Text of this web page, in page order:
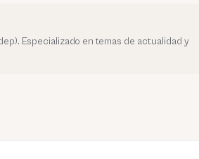
Especializado en temas de actualidad y